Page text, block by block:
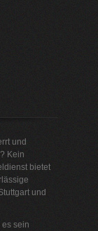
und
Kein
bietet
und
sein